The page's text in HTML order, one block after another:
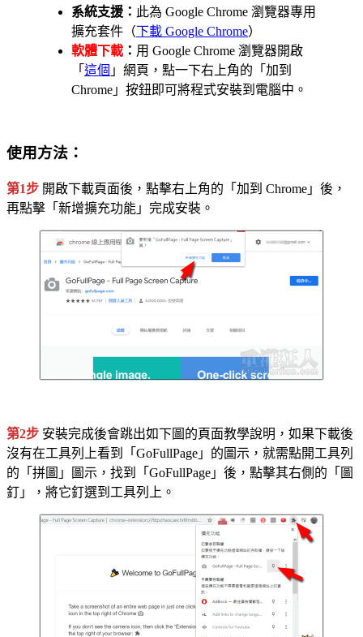
系統支援： 此為 Google Chrome 瀏覽器專用
擴充套件（下載 Google Chrome）
軟體下載 ： 用 Google Chrome 瀏覽器開啟
「 這個 」網頁，點一下右上角的「加到
Chrome」按鈕即可將程式安裝到電腦中。
使用方法：
第1步 開啟下載頁面後，點擊右上角的「加到 Chrome」後，
再點擊「新增擴充功能」完成安裝。
第2步 安裝完成後會跳出如下圖的頁面教學說明，如果下載後
沒有在工具列上看到「GoFullPage」的圖示，就需點開工具列
的「拼圖」圖示，找到「GoFullPage」後，點擊其右側的「圖
釘」，將它釘選到工具列上。